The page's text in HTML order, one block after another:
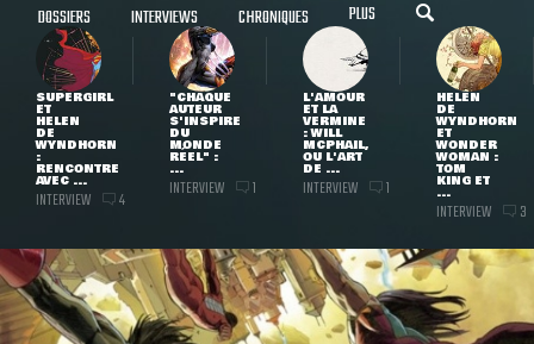
DOSSIERS INTERVIEWS CHRONIQUES PLUS
SUPERGIRL
ET
HELEN
DE
WYNDHORN
:
RENCONTRE
AVEC ...
INTERVIEW 4
"CHAQUE
AUTEUR
S'INSPIRE
DU
MONDE
RÉEL" :
...
INTERVIEW 1
L'AMOUR
ET LA
VERMINE
: WILL
MCPHAIL,
OU L'ART
DE ...
INTERVIEW 1
HELEN
DE
WYNDHORN
ET
WONDER
WOMAN :
TOM
KING ET
...
INTERVIEW 3